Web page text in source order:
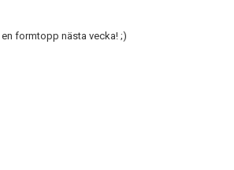
formtopp nästa vecka! ;)